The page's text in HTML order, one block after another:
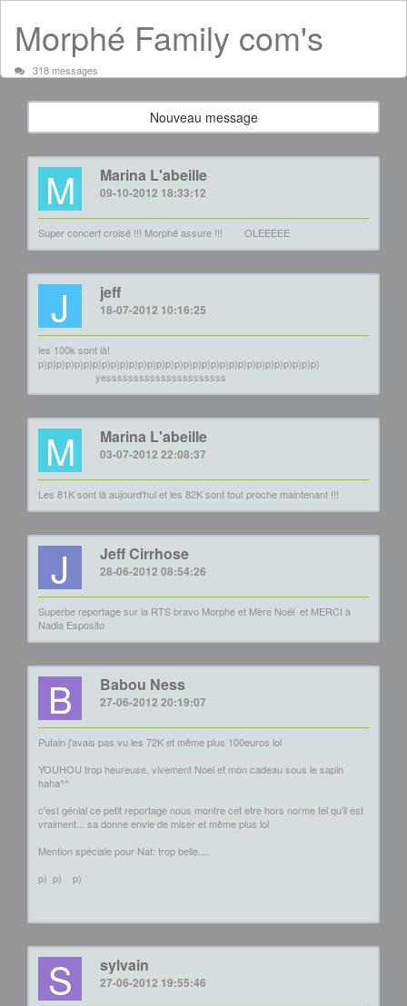
Morphé Family com's
318 messages
Nouveau message
M Marina L'abeille
09-10-2012 18:33:12
Super concert croisé !!! Morphé assure !!! OLEEEEE
J jeff
18-07-2012 10:16:25
les 100k sont là!
p)p)p)p)p)p)p)p)p)p)p)p)p)p)p)p)p)p)p)p)p)p)p)p)p)p)p)p)p)p)p)
yessssssssssssssssssssss
M Marina L'abeille
03-07-2012 22:08:37
Les 81K sont là aujourd'hui et les 82K sont tout proche maintenant !!!
J Jeff Cirrhose
28-06-2012 08:54:26
Superbe reportage sur la RTS bravo Morphé et Mère Noël et MERCI à
Nadia Esposito
B Babou Ness
27-06-2012 20:19:07
Putain j'avais pas vu les 72K et même plus 100euros lol
YOUHOU trop heureuse, vivement Noel et mon cadeau sous le sapin
haha^^
c'est génial ce petit reportage nous montre cet etre hors norme tel qu'il est
vraiment... sa donne envie de miser et même plus lol
Mention spéciale pour Nat: trop belle....
p) p) p)
S sylvain
27-06-2012 19:55:46